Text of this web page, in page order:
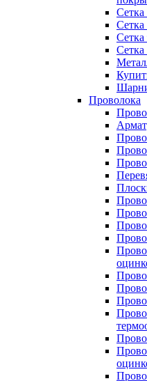
Сетка
Сетка
Сетка
Проволока